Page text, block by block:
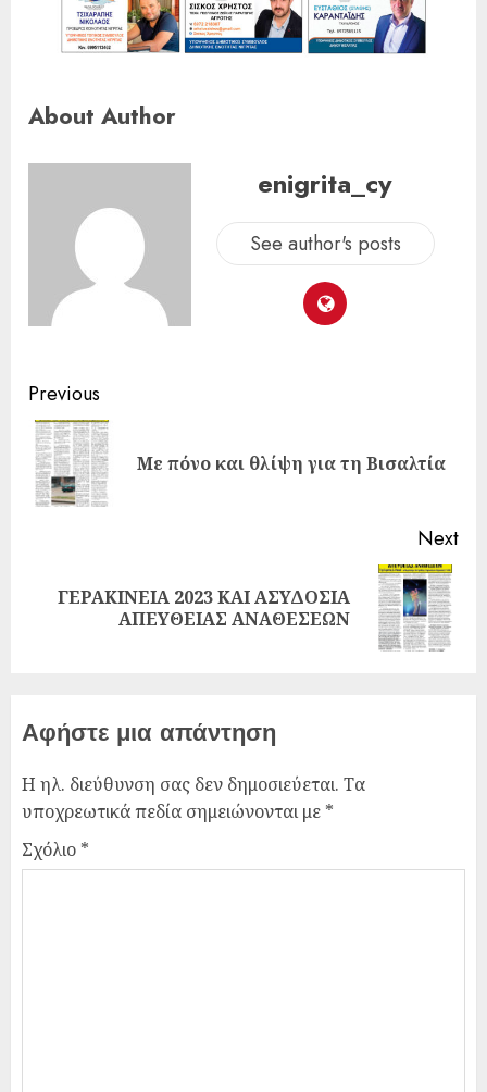
About Author
enigrita_cy
See author's posts
Previous
Με πόνο και θλίψη για τη Βισαλτία
Next
ΓΕΡΑΚΙΝΕΙΑ 2023 ΚΑΙ ΑΣΥΔΟΣΙΑ
ΑΠΕΥΘΕΙΑΣ ΑΝΑΘΕΣΕΩΝ
Αφήστε μια απάντηση
Η ηλ. διεύθυνση σας δεν δημοσιεύεται. Τα
υποχρεωτικά πεδία σημειώνονται με *
Σχόλιο *